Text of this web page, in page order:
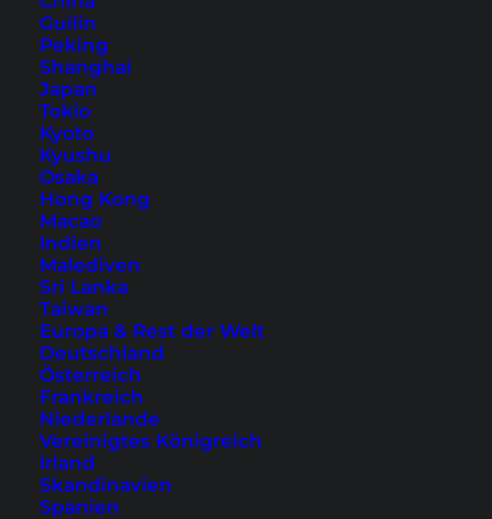
Guilin
Peking
Shanghai
Japan
Tokio
Kyoto
Kyushu
Osaka
Hong Kong
Macao
Indien
Malediven
Sri Lanka
Taiwan
Europa & Rest der Welt
Deutschland
Österreich
Frankreich
Niederlande
Vereinigtes Königreich
Irland
Skandinavien
Spanien
Magisches Bangkok – Tor
zum Land des Lächelns
(Video Teil 1)
Bangkok ist immer einen Besuch wert. In
unserem Video aus der thailändischen
Hauptstadt zeigen wir dir, warum sich eine
Reise nach Bangkok lohnt!